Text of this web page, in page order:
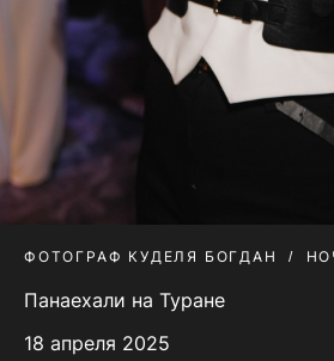
ФОТОГРАФ КУДЕЛЯ БОГДАН
Панаехали на Туране
18 апреля 2025